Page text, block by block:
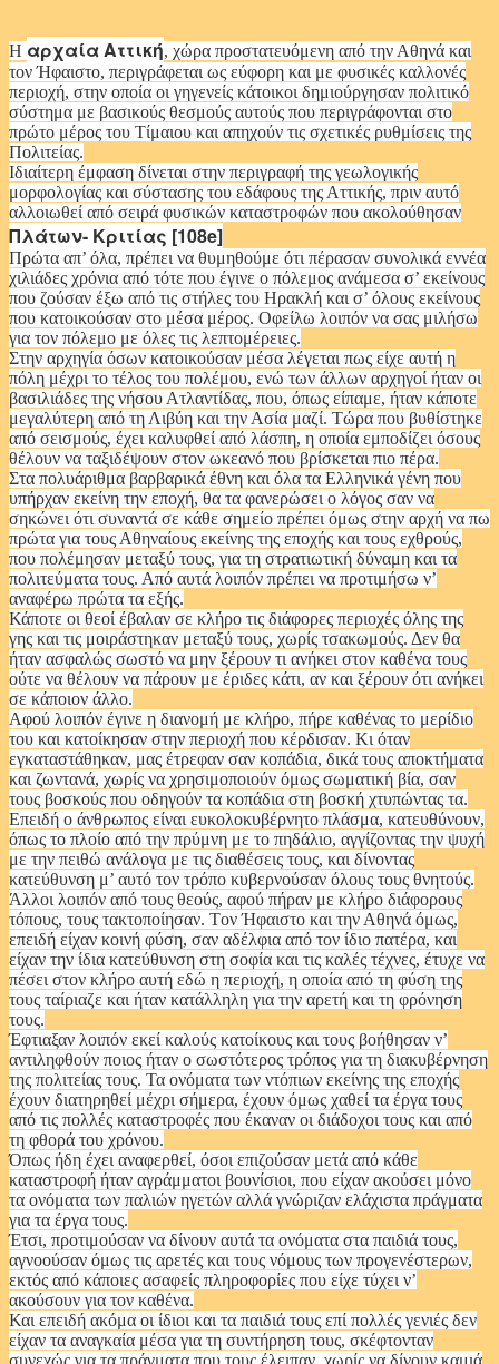
Η αρχαία Αττική, χώρα προστατευόμενη από την Αθηνά και
τον Ήφαιστο, περιγράφεται ως εύφορη και με φυσικές καλλονές
περιοχή, στην οποία οι γηγενείς κάτοικοι δημιούργησαν πολιτικό
σύστημα με βασικούς θεσμούς αυτούς που περιγράφονται στο
πρώτο μέρος του Τίμαιου και απηχούν τις σχετικές ρυθμίσεις της
Πολιτείας.
Ιδιαίτερη έμφαση δίνεται στην περιγραφή της γεωλογικής
μορφολογίας και σύστασης του εδάφους της Αττικής, πριν αυτό
αλλοιωθεί από σειρά φυσικών καταστροφών που ακολούθησαν
Πλάτων- Κριτίας [108e]
Πρώτα απ’ όλα, πρέπει να θυμηθούμε ότι πέρασαν συνολικά εννέα
χιλιάδες χρόνια από τότε που έγινε ο πόλεμος ανάμεσα σ’ εκείνους
που ζούσαν έξω από τις στήλες του Ηρακλή και σ’ όλους εκείνους
που κατοικούσαν στο μέσα μέρος. Οφείλω λοιπόν να σας μιλήσω
για τον πόλεμο με όλες τις λεπτομέρειες.
Στην αρχηγία όσων κατοικούσαν μέσα λέγεται πως είχε αυτή η
πόλη μέχρι το τέλος του πολέμου, ενώ των άλλων αρχηγοί ήταν οι
βασιλιάδες της νήσου Ατλαντίδας, που, όπως είπαμε, ήταν κάποτε
μεγαλύτερη από τη Λιβύη και την Ασία μαζί. Τώρα που βυθίστηκε
από σεισμούς, έχει καλυφθεί από λάσπη, η οποία εμποδίζει όσους
θέλουν να ταξιδέψουν στον ωκεανό που βρίσκεται πιο πέρα.
Στα πολυάριθμα βαρβαρικά έθνη και όλα τα Ελληνικά γένη που
υπήρχαν εκείνη την εποχή, θα τα φανερώσει ο λόγος σαν να
σηκώνει ότι συναντά σε κάθε σημείο πρέπει όμως στην αρχή να πω
πρώτα για τους Αθηναίους εκείνης της εποχής και τους εχθρούς,
που πολέμησαν μεταξύ τους, για τη στρατιωτική δύναμη και τα
πολιτεύματα τους. Από αυτά λοιπόν πρέπει να προτιμήσω ν’
αναφέρω πρώτα τα εξής.
Κάποτε οι θεοί έβαλαν σε κλήρο τις διάφορες περιοχές όλης της
γης και τις μοιράστηκαν μεταξύ τους, χωρίς τσακωμούς. Δεν θα
ήταν ασφαλώς σωστό να μην ξέρουν τι ανήκει στον καθένα τους
ούτε να θέλουν να πάρουν με έριδες κάτι, αν και ξέρουν ότι ανήκει
σε κάποιον άλλο.
Αφού λοιπόν έγινε η διανομή με κλήρο, πήρε καθένας το μερίδιο
του και κατοίκησαν στην περιοχή που κέρδισαν. Κι όταν
εγκαταστάθηκαν, μας έτρεφαν σαν κοπάδια, δικά τους αποκτήματα
και ζωντανά, χωρίς να χρησιμοποιούν όμως σωματική βία, σαν
τους βοσκούς που οδηγούν τα κοπάδια στη βοσκή χτυπώντας τα.
Επειδή ο άνθρωπος είναι ευκολοκυβέρνητο πλάσμα, κατευθύνουν,
όπως το πλοίο από την πρύμνη με το πηδάλιο, αγγίζοντας την ψυχή
με την πειθώ ανάλογα με τις διαθέσεις τους, και δίνοντας
κατεύθυνση μ’ αυτό τον τρόπο κυβερνούσαν όλους τους θνητούς.
Άλλοι λοιπόν από τους θεούς, αφού πήραν με κλήρο διάφορους
τόπους, τους τακτοποίησαν. Tον Ήφαιστο και την Αθηνά όμως,
επειδή είχαν κοινή φύση, σαν αδέλφια από τον ίδιο πατέρα, και
είχαν την ίδια κατεύθυνση στη σοφία και τις καλές τέχνες, έτυχε να
πέσει στον κλήρο αυτή εδώ η περιοχή, η οποία από τη φύση της
τους ταίριαζε και ήταν κατάλληλη για την αρετή και τη φρόνηση
τους.
Έφτιαξαν λοιπόν εκεί καλούς κατοίκους και τους βοήθησαν ν’
αντιληφθούν ποιος ήταν ο σωστότερος τρόπος για τη διακυβέρνηση
της πολιτείας τους. Τα ονόματα των ντόπιων εκείνης της εποχής
έχουν διατηρηθεί μέχρι σήμερα, έχουν όμως χαθεί τα έργα τους
από τις πολλές καταστροφές που έκαναν οι διάδοχοι τους και από
τη φθορά του χρόνου.
Όπως ήδη έχει αναφερθεί, όσοι επιζούσαν μετά από κάθε
καταστροφή ήταν αγράμματοι βουνίσιοι, που είχαν ακούσει μόνο
τα ονόματα των παλιών ηγετών αλλά γνώριζαν ελάχιστα πράγματα
για τα έργα τους.
Έτσι, προτιμούσαν να δίνουν αυτά τα ονόματα στα παιδιά τους,
αγνοούσαν όμως τις αρετές και τους νόμους των προγενέστερων,
εκτός από κάποιες ασαφείς πληροφορίες που είχε τύχει ν’
ακούσουν για τον καθένα.
Και επειδή ακόμα οι ίδιοι και τα παιδιά τους επί πολλές γενιές δεν
είχαν τα αναγκαία μέσα για τη συντήρηση τους, σκέφτονταν
συνεχώς για τα πράγματα που τους έλειπαν, χωρίς να δίνουν καμιά